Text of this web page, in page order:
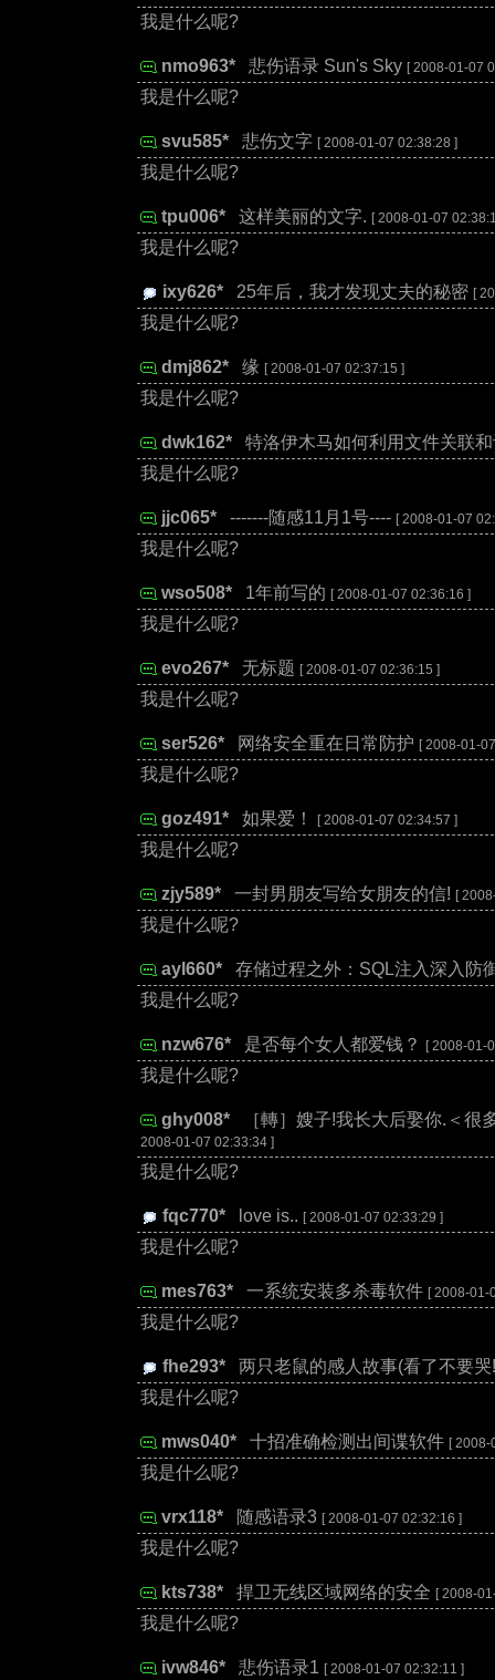
我是什么呢?
nmo963*: 悲伤语录 Sun's Sky [ 2008-01-07
我是什么呢?
svu585*: 悲伤文字 [ 2008-01-07 02:38:28 ]
我是什么呢?
tpu006*: 这样美丽的文字. [ 2008-01-07
我是什么呢?
ixy626*: 25年后，我才发现丈夫的秘密 [
我是什么呢?
dmj862*: 缘 [ 2008-01-07 02:37:15 ]
我是什么呢?
dwk162*: 特洛伊木马如何利用文件关联
我是什么呢?
jjc065*: -------随感11月1号---- [ 2008-01-07
我是什么呢?
wso508*: 1年前写的 [ 2008-01-07 02:36:16 ]
我是什么呢?
evo267*: 无标题 [ 2008-01-07 02:36:15 ]
我是什么呢?
ser526*: 网络安全重在日常防护 [ 2008-01-
我是什么呢?
goz491*: 如果爱！ [ 2008-01-07 02:34:57 ]
我是什么呢?
zjy589*: 一封男朋友写给女朋友的信! [
我是什么呢?
ayl660*: 存储过程之外：SQL注入深入防
我是什么呢?
nzw676*: 是否每个女人都爱钱？ [ 2008-01-
我是什么呢?
ghy008*: ［轉］嫂子!我长大后娶你.＜很
2008-01-07 02:33:34 ]
我是什么呢?
fqc770*: love is.. [ 2008-01-07 02:33:29 ]
我是什么呢?
mes763*: 一系统安装多杀毒软件 [ 2008-01-
我是什么呢?
fhe293*: 两只老鼠的感人故事(看了不要哭
我是什么呢?
mws040*: 十招准确检测出间谍软件 [
我是什么呢?
vrx118*: 随感语录3 [ 2008-01-07 02:32:16 ]
我是什么呢?
kts738*: 捍卫无线区域网络的安全 [ 2008-
我是什么呢?
ivw846*: 悲伤语录1 [ 2008-01-07 02:32:11 ]